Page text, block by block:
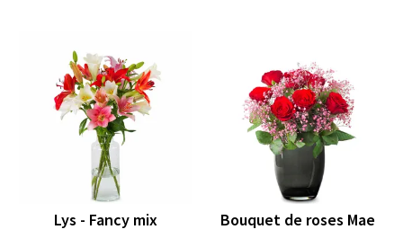
Lys - Fancy mix Bouquet de roses Mae